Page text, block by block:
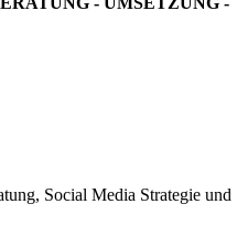
Social Media Strategie und